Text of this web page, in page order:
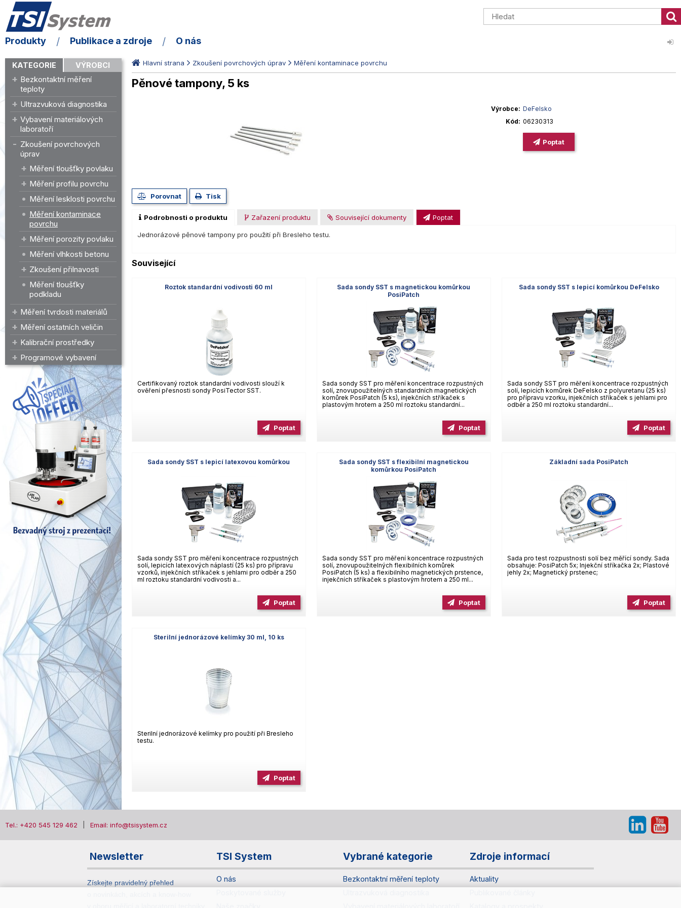
Produkty Publikace a zdroje O nás
KATEGORIE VÝROBCI
Bezkontaktní měření
teploty
Ultrazvuková diagnostika
Vybavení materiálových
laboratoří
Zkoušení povrchových
úprav
Měření tloušťky povlaku
Měření profilu povrchu
Měření lesklosti povrchu
Měření kontaminace
povrchu
Měření porozity povlaku
Měření vlhkosti betonu
Zkoušení přilnavosti
Měření tloušťky
podkladu
Měření tvrdosti materiálů
Měření ostatních veličin
Kalibrační prostředky
Programové vybavení
Hlavní strana Zkoušení povrchových úprav Měření kontaminace povrchu
Pěnové tampony, 5 ks
Výrobce
DeFelsko
Kód
06230313
Poptat
Porovnat Tisk
Podrobnosti o produktu Zařazení produktu Související dokumenty Poptat
Jednorázové pěnové tampony pro použití při Bresleho testu.
Související
Roztok standardní vodivosti 60 ml
Certifikovaný roztok standardní vodivosti slouží k
ověření přesnosti sondy PosiTector SST.
Poptat
Sada sondy SST s magnetickou komůrkou
PosiPatch
Sada sondy SST pro měření koncentrace rozpustných
solí, znovupoužitelných standardních magnetických
komůrek PosiPatch (5 ks), injekčních stříkaček s
plastovým hrotem a 250 ml roztoku standardní...
Poptat
Sada sondy SST s lepicí komůrkou DeFelsko
Sada sondy SST pro měření koncentrace rozpustných
solí, lepicích komůrek DeFelsko z polyuretanu (25 ks)
pro přípravu vzorku, injekčních stříkaček s jehlami pro
odběr a 250 ml roztoku standardní...
Poptat
Sada sondy SST s lepicí latexovou komůrkou
Sada sondy SST pro měření koncentrace rozpustných
solí, lepicích latexových náplastí (25 ks) pro přípravu
vzorků, injekčních stříkaček s jehlami pro odběr a 250
ml roztoku standardní vodivosti a...
Poptat
Sada sondy SST s flexibilní magnetickou
komůrkou PosiPatch
Sada sondy SST pro měření koncentrace rozpustných
solí, znovupoužitelných flexibilních komůrek
PosiPatch (5 ks) a flexibilního magnetických prstence,
injekčních stříkaček s plastovým hrotem a 250 ml...
Poptat
Základní sada PosiPatch
Sada pro test rozpustnosti solí bez měřící sondy. Sada
obsahuje: PosiPatch 5x; Injekční stříkačka 2x; Plastové
jehly 2x; Magnetický prstenec;
Poptat
Sterilní jednorázové kelímky 30 ml, 10 ks
Sterilní jednorázové kelímky pro použití při Bresleho
testu.
Poptat
Tel.: +420 545 129 462 Email: info@tsisystem.cz
Newsletter
Získejte pravidelný přehled
TSI System
O nás
Vybrané kategorie
Bezkontaktní měření teploty
Zdroje informací
Aktuality